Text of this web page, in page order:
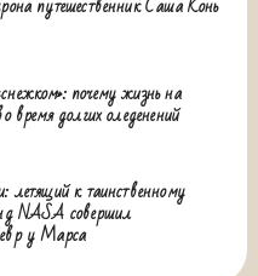
почему жизнь на
время долгих оледенений
летящий к таинственному
NASA совершил
у Марса